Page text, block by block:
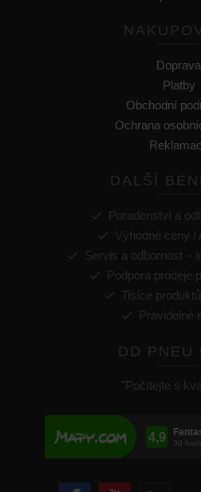
Doprava
Platby
Obchodní
Ochrana
DALŠÍ
Poradenství a
Výhodné ceny /
Servis a odbornost –
Podpora prodeje
Tisíce
Pravidelné
DD PNEU
"Počítejte s